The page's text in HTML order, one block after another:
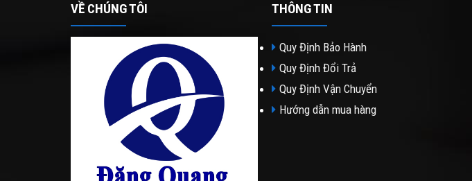
VỀ CHÚNG TÔI THÔNG TIN
Quy Định Bảo Hành
Quy Định Đổi Trả
Quy Định Vận Chuyển
Hướng dẫn mua hàng